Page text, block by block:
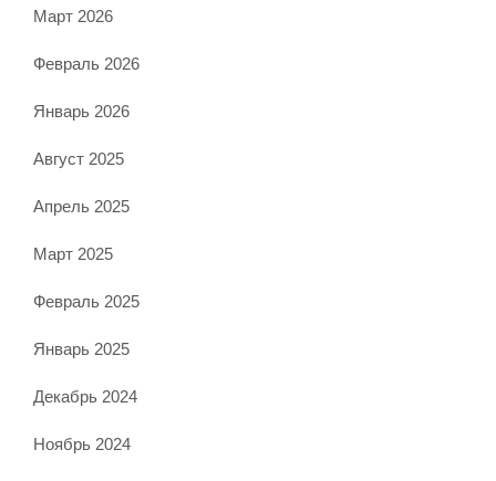
Март 2026
Февраль 2026
Январь 2026
Август 2025
Апрель 2025
Март 2025
Февраль 2025
Январь 2025
Декабрь 2024
Ноябрь 2024